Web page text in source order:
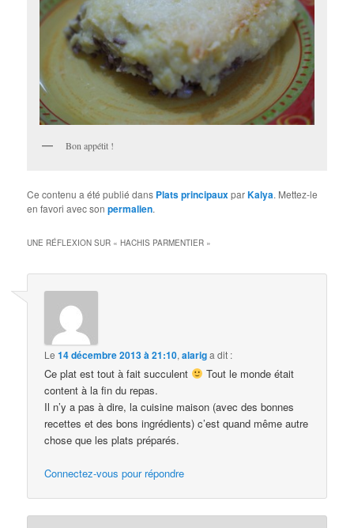
Bon appétit !
Ce contenu a été publié dans Plats principauxparKalya. Mettez-le
en favori avec sonpermalien.
UNE RÉFLEXION SUR «HACHIS PARMENTIER »
Le14 décembre 2013 à 21:10,alariga dit :
Ce plat est tout à fait succulent
Tout le monde était
content à la fin du repas.
Il n’y a pas à dire, la cuisine maison (avec des bonnes
recettes et des bons ingrédients) c’est quand même autre
chose que les plats préparés.
Connectez-vous pour répondre